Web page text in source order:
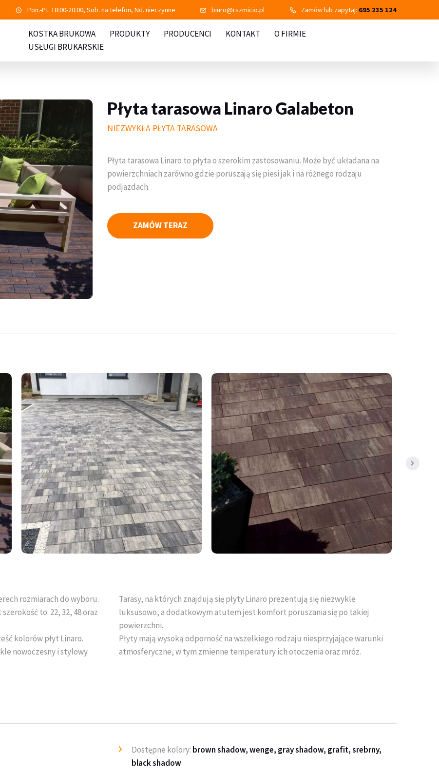
Pon.-Pt. 18:00-20:00, Sob. na telefon, Nd. nieczynne biuro@rszmicio.pl Zamów lub zapytaj: 695 235 124
KOSTKA BRUKOWA PRODUKTY PRODUCENCI KONTAKT
O FIRMIE
USŁUGI BRUKARSKIE
Płyta tarasowa Linaro Galabeton
NIEZWYKŁA PŁYTA TARASOWA
Płyta tarasowa Linaro to płyta o szerokim zastosowaniu. Może być układana na
powierzchniach zarówno gdzie poruszają się piesi jak i na różnego rodzaju
podjazdach.
ZAMÓW TERAZ
rozmiarach do wyboru.
to: 22, 32, 48 oraz
kolorów płyt Linaro.
nowoczesny i stylowy.
Tarasy, na których znajdują się płyty Linaro prezentują się niezwykle
luksusowo, a dodatkowym atutem jest komfort poruszania się po takiej
powierzchni.
Płyty mają wysoką odporność na wszelkiego rodzaju niesprzyjające warunki
atmosferyczne, w tym zmienne temperatury ich otoczenia oraz mróz.
Dostępne kolory: brown shadow,wenge, gray shadow, grafit, srebrny,
black shadow